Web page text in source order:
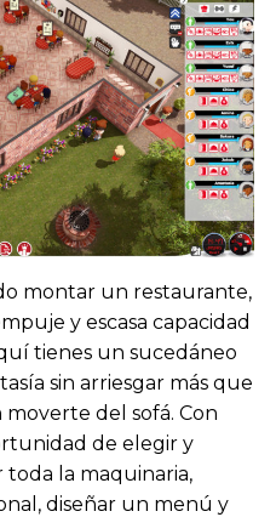
montar un restaurante,
y escasa capacidad
tienes un sucedáneo
sin arriesgar más que
del sofá. Con
de elegir y
la maquinaria,
diseñar un menú y